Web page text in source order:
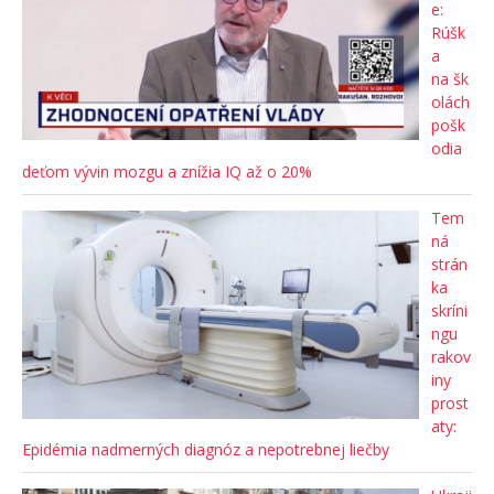
e:
Rúšk
a
na šk
olách
pošk
odia
deťom vývin mozgu a znížia IQ až o 20%
Tem
ná
strán
ka
skríni
ngu
rakov
iny
prost
aty:
Epidémia nadmerných diagnóz a nepotrebnej liečby